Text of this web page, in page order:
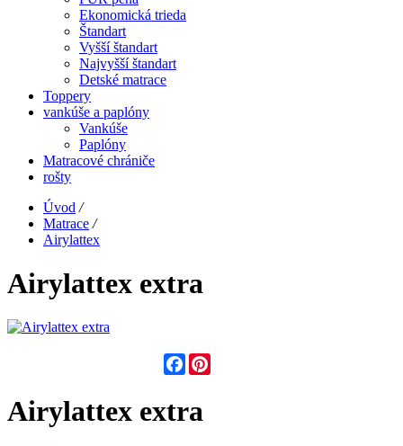
Ekonomická trieda
Štandart
Vyšší štandart
Najvyšší štandart
Detské matrace
Toppery
vankúše a paplóny
Vankúše
Paplóny
Matracové chrániče
rošty
Úvod /
Matrace /
Airylattex
Airylattex extra
Facebook
Airylattex extra